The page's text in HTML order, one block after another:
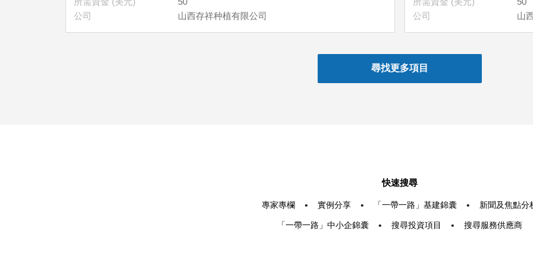
公司
山西存祥种植有限公司
公司
山
快速搜尋
專家專欄 • 實例分享 • 「一帶一路」基建錦囊 • 新聞及焦點分
「一帶一路」中小企錦囊 • 搜尋投資項目 • 搜尋服務供應商